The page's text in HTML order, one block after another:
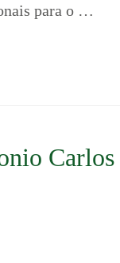
para o …